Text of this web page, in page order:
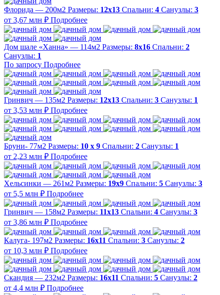
Флорида — 200м2 Размеры: 12х13 Спальни: 4 Санузлы: 3
от 3,67 млн ₽ Подробнее
Дом шале «Ханна» — 114м2 Размеры: 8х16 Спальни: 2
Санузлы: 1
По запросу Подробнее
Гринвич — 135м2 Размеры: 12х13 Спальни: 3 Санузлы: 1
от 3,53 млн ₽ Подробнее
Бруни- 77м2 Размеры: 10 х 9 Спальни: 2 Санузлы: 1
от 2,23 млн ₽ Подробнее
Хельсинки — 261м2 Размеры: 19х9 Спальни: 5 Санузлы: 3
от 5,5 млн ₽ Подробнее
Гринвич — 158м2 Размеры: 11x13 Спальни: 4 Санузлы: 3
от 3,86 млн ₽ Подробнее
Калуга- 197м2 Размеры: 16х11 Спальни: 3 Санузлы: 2
от 10,3 млн ₽ Подробнее
Скандия — 232м2 Размеры: 16х11 Спальни: 5 Санузлы: 2
от 4,4 млн ₽ Подробнее